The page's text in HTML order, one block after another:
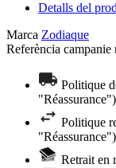
Detalls del
Marca Zodiaque
Referència campanie
Politique
"Réassurance")
Politique
"Réassurance")
Retrait en